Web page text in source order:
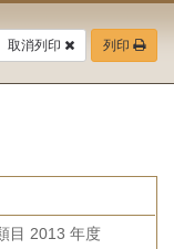
取消列印 列印
目 2013 年度